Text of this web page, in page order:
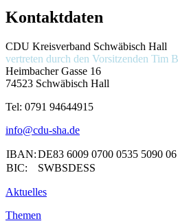
Kontaktdaten
CDU Kreisverband Schwäbisch Hall
vertreten durch den Vorsitzenden Tim
Heimbacher Gasse 16
74523 Schwäbisch Hall
Tel: 0791 94644915
info@cdu-sha.de
IBAN:DE83 6009 0700 0535 5090 06
BIC:
SWBSDESS
Aktuelles
Themen